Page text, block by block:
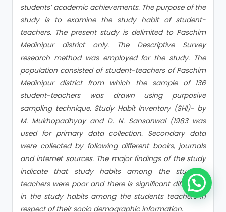
students’ academic achievements. The purpose of the
study is to examine the study habit of student-
teachers. The present study is delimited to Paschim
Medinipur district only. The Descriptive Survey
research method was employed for the study. The
population consisted of student-teachers of Paschim
Medinipur district from which the sample of 136
student-teachers was drawn using purposive
sampling technique. Study Habit Inventory (SHI)- by
M. Mukhopadhyay and D. N. Sansanwal (1983 was
used for primary data collection. Secondary data
were collected by following different books, journals
and internet sources. The major findings of the study
indicate that study habits among the student-
teachers were poor and there is significant difference
in the study habits among the students teachers in
respect of their socio demographic information.